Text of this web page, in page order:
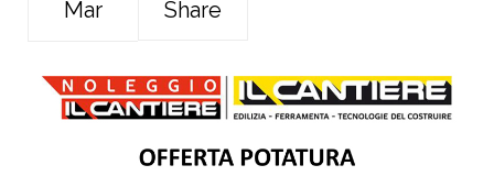
Mar Share